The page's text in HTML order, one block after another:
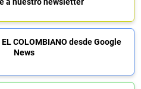
a nuestro newsletter
COLOMBIANO desde Google
News